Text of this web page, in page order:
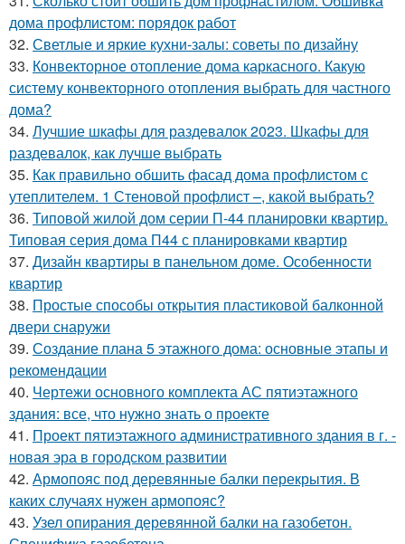
дома профлистом: порядок работ
32. Светлые и яркие кухни-залы: советы по дизайну
33. Конвекторное отопление дома каркасного. Какую
систему конвекторного отопления выбрать для частного
дома?
34. Лучшие шкафы для раздевалок 2023. Шкафы для
раздевалок, как лучше выбрать
35. Как правильно обшить фасад дома профлистом с
утеплителем. 1 Стеновой профлист –, какой выбрать?
36. Типовой жилой дом серии П-44 планировки квартир.
Типовая серия дома П44 с планировками квартир
37. Дизайн квартиры в панельном доме. Особенности
квартир
38. Простые способы открытия пластиковой балконной
двери снаружи
39. Создание плана 5 этажного дома: основные этапы и
рекомендации
40. Чертежи основного комплекта АС пятиэтажного
здания: все, что нужно знать о проекте
41. Проект пятиэтажного административного здания в г. -
новая эра в городском развитии
42. Армопояс под деревянные балки перекрытия. В
каких случаях нужен армопояс?
43. Узел опирания деревянной балки на газобетон.